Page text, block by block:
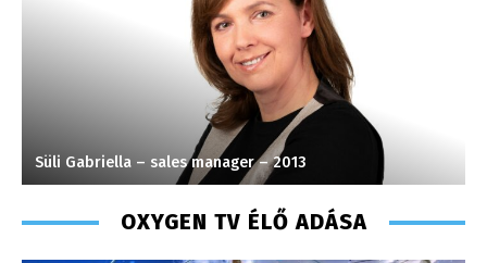
Süli Gabriella – sales manager – 2013
OXYGEN TV ÉLŐ ADÁSA